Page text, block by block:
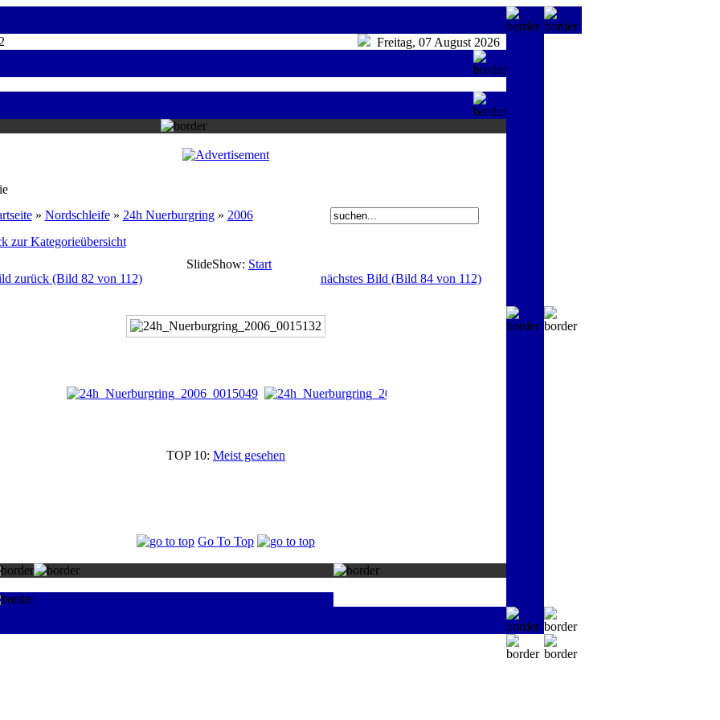
Freitag, 07 August 2026
» Nordschleife» 24h Nuerburgring» 2006
zur Kategorieübersicht
SlideShow: Start
zurück (Bild 82 von 112)
nächstes Bild (Bild 84 von 112)
TOP 10: Meist gesehen
Go To Top